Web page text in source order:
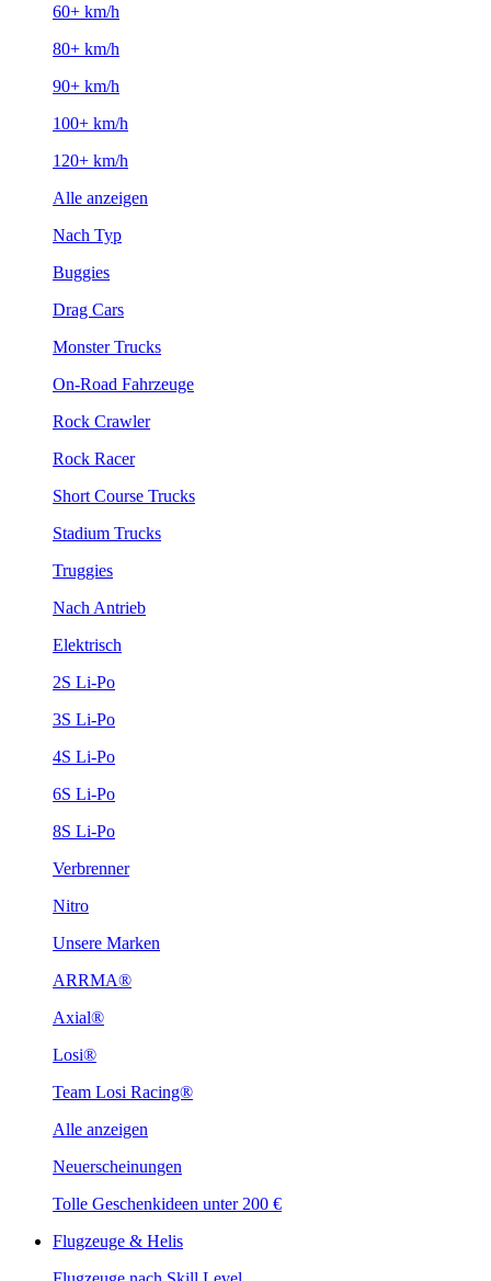
60+ km/h
80+ km/h
90+ km/h
100+ km/h
120+ km/h
Alle anzeigen
Nach Typ
Buggies
Drag Cars
Monster Trucks
On-Road Fahrzeuge
Rock Crawler
Rock Racer
Short Course Trucks
Stadium Trucks
Truggies
Nach Antrieb
Elektrisch
2S Li-Po
3S Li-Po
4S Li-Po
6S Li-Po
8S Li-Po
Verbrenner
Nitro
Unsere Marken
ARRMA®
Axial®
Losi®
Team Losi Racing®
Alle anzeigen
Neuerscheinungen
Tolle Geschenkideen unter 200 €
Flugzeuge & Helis